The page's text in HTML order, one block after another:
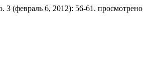
3 (февраль 6, 2012): 56-61. просмотрено